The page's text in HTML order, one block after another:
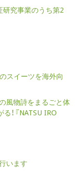
研究事業のうち第2
スイーツを海外向
風物詩をまるごと体
！『NATSU IRO
います